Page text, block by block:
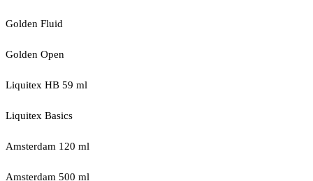
Golden Fluid
Golden Open
Liquitex HB 59 ml
Liquitex Basics
Amsterdam 120 ml
Amsterdam 500 ml